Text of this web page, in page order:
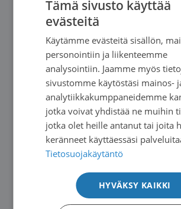
tarkoitettu kaikille ihosyöpään
heidän läheisilleen.
Lisätietoa ajankohtaisestaKelan
tarkemmin
korvausoikeudesta
Pietro Jeng / CC0 Pexels
sonidegibi-lääkevalmisteeseen)
Tämä sivusto käyttää
evästeitä
Käytämme evästeitä sisällön,
personointiin ja liikenteemme
analysointiin. Jaamme myös
sivustomme käytöstäsi mainos-
analytiikkakumppaneidemme
jotka voivat yhdistää ne muihin
jotka olet heille antanut tai joita
keränneet käyttäessäsi
Tietosuojakäytäntö
HYVÄKSY KAIKKI